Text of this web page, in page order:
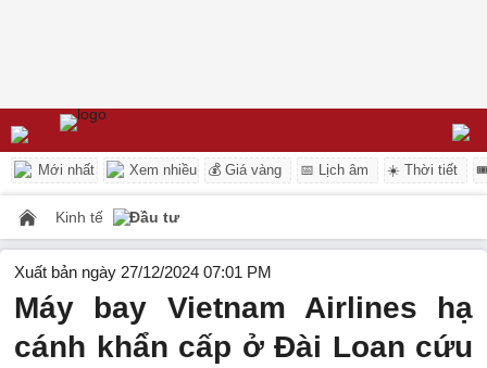
Mới nhất Xem nhiều 💰 Giá vàng 📅 Lịch âm ☀️ Thời tiết
Kinh tế Đầu tư
Xuất bản ngày 27/12/2024 07:01 PM
Máy bay Vietnam Airlines hạ
cánh khẩn cấp ở Đài Loan cứu